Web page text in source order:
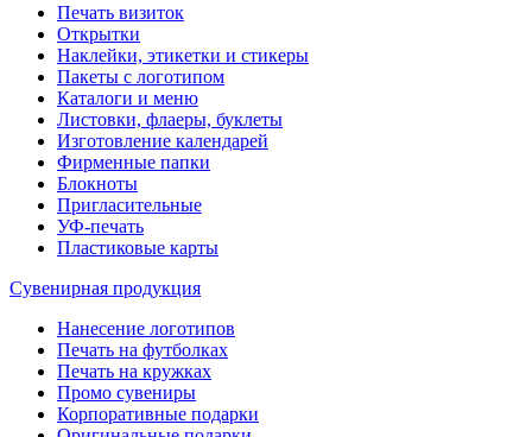
Печать визиток
Открытки
Наклейки, этикетки и стикеры
Пакеты с логотипом
Каталоги и меню
Листовки, флаеры, буклеты
Изготовление календарей
Фирменные папки
Блокноты
Пригласительные
УФ-печать
Пластиковые карты
Сувенирная продукция
Нанесение логотипов
Печать на футболках
Печать на кружках
Промо сувениры
Корпоративные подарки